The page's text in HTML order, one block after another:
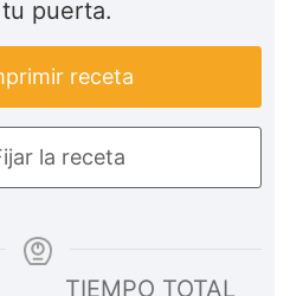
puerta.
receta
la receta
TIEMPO TOTAL